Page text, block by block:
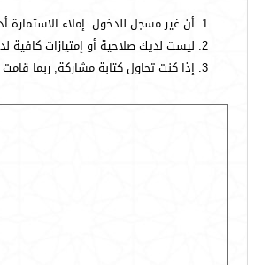
أن غير مسجل للدخول. إملاء
ليست لديك صلاحية أو إمتيازات
إذا كنت تحاول كتابة مشاركة, ربما